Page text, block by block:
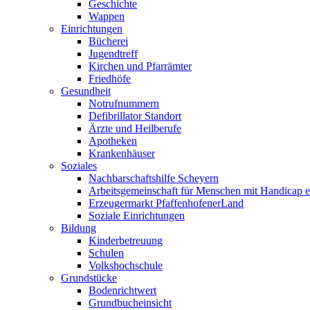
Geschichte
Wappen
Einrichtungen
Bücherei
Jugendtreff
Kirchen und Pfarrämter
Friedhöfe
Gesundheit
Notrufnummern
Defibrillator Standort
Ärzte und Heilberufe
Apotheken
Krankenhäuser
Soziales
Nachbarschaftshilfe Scheyern
Arbeitsgemeinschaft für Menschen mit Handicap
Erzeugermarkt PfaffenhofenerLand
Soziale Einrichtungen
Bildung
Kinderbetreuung
Schulen
Volkshochschule
Grundstücke
Bodenrichtwert
Grundbucheinsicht